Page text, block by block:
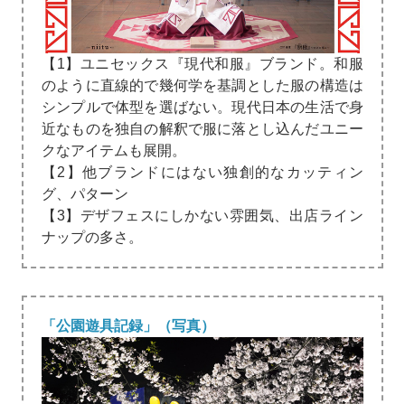
【1】ユニセックス『現代和服』ブランド。和服
のように直線的で幾何学を基調とした服の構造は
シンプルで体型を選ばない。現代日本の生活で身
近なものを独自の解釈で服に落とし込んだユニー
クなアイテムも展開。
【2】他ブランドにはない独創的なカッティン
グ、パターン
【3】デザフェスにしかない雰囲気、出店ライン
ナップの多さ。
「公園遊具記録」（写真）